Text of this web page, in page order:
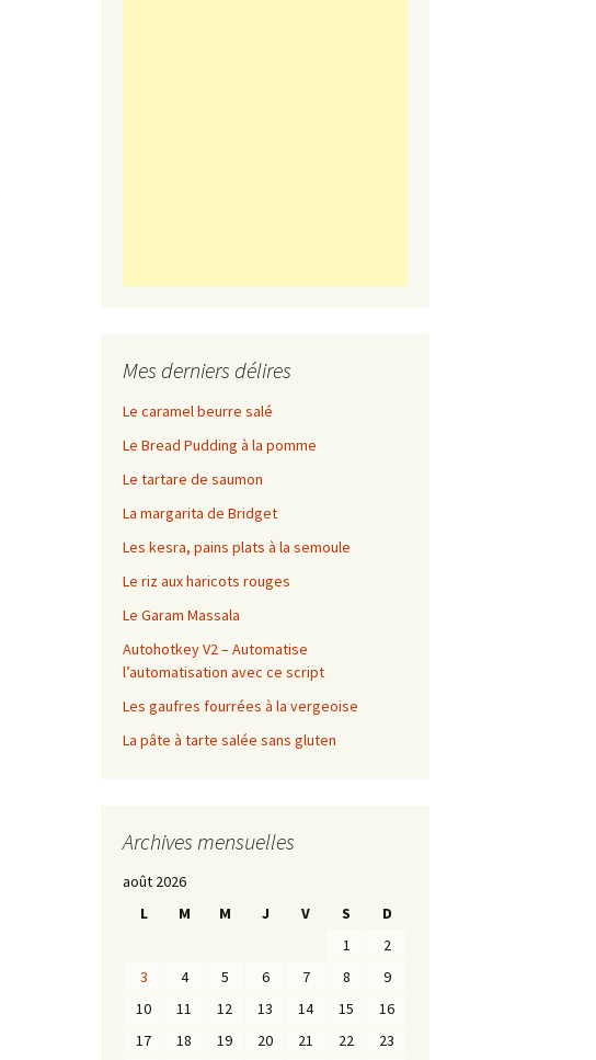
Mes derniers délires
Le caramel beurre salé
Le Bread Pudding à la pomme
Le tartare de saumon
La margarita de Bridget
Les kesra, pains plats à la semoule
Le riz aux haricots rouges
Le Garam Massala
Autohotkey V2 – Automatise
l’automatisation avec ce script
Les gaufres fourrées à la vergeoise
La pâte à tarte salée sans gluten
Archives mensuelles
août 2026
L
M M J V S
D
1
2
3
4 5 6 7 8
9
10
11 12 13 14 15
16
17
18 19 20 21 22
23